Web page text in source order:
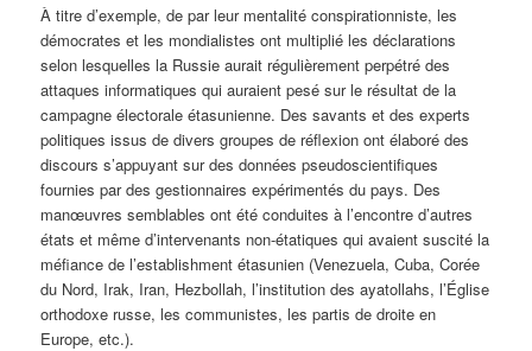
À titre d’exemple, de par leur mentalité conspirationniste, les
démocrates et les mondialistes ont multiplié les déclarations
selon lesquelles la Russie aurait régulièrement perpétré des
attaques informatiques qui auraient pesé sur le résultat de la
campagne électorale étasunienne. Des savants et des experts
politiques issus de divers groupes de réflexion ont élaboré des
discours s’appuyant sur des données pseudoscientifiques
fournies par des gestionnaires expérimentés du pays. Des
manœuvres semblables ont été conduites à l’encontre d’autres
états et même d’intervenants non-étatiques qui avaient suscité la
méfiance de l’establishment étasunien (Venezuela, Cuba, Corée
du Nord, Irak, Iran, Hezbollah, l’institution des ayatollahs, l’Église
orthodoxe russe, les communistes, les partis de droite en
Europe, etc.).